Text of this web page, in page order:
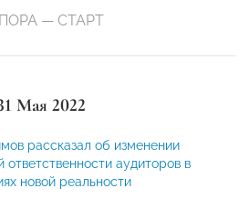
— СТАРТ
Мая 2022
рассказал об изменении
ответственности аудиторов в
новой реальности